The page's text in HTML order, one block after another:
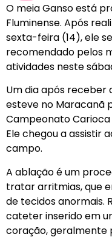
O meia Ganso está
Fluminense. Após
sexta-feira (14), ele
recomendado pelos
atividades neste
Um dia após receber
esteve no Maracanã
Campeonato Carioca
Ele chegou a assistir
campo.
A ablação é um
tratar arritmias, que
de tecidos anormais.
cateter inserido em
coração, geralmente